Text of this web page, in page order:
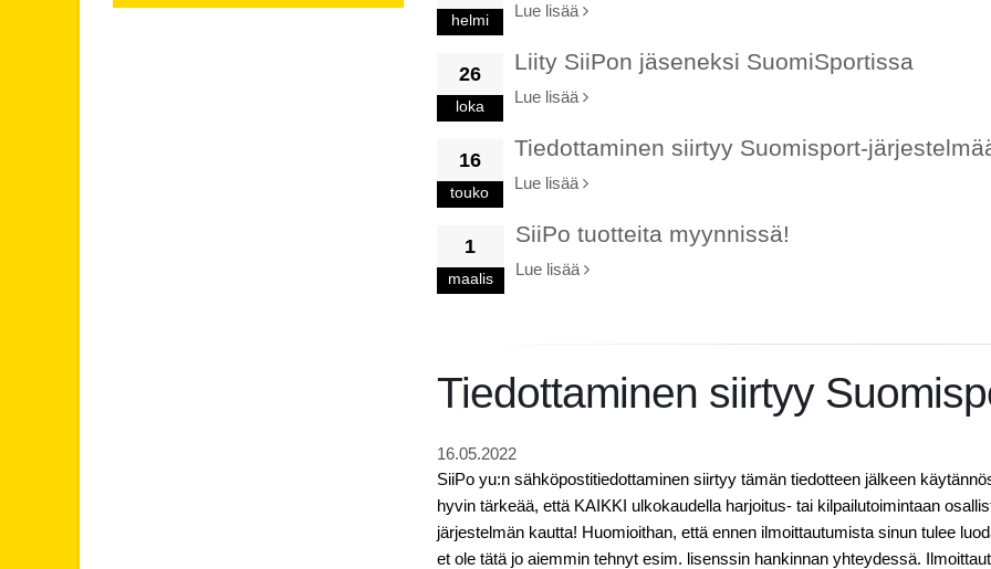
helmi
Lue lisää
26
loka
Liity SiiPon jäseneksi SuomiSportissa
Lue lisää
16
touko
Tiedottaminen siirtyy Suomisport-
Lue lisää
1
maalis
SiiPo tuotteita myynnissä!
Lue lisää
Tiedottaminen siirtyy
16.05.2022
SiiPo yu:n sähköpostitiedottaminen siirtyy tämän tiedotteen jälkeen
hyvin tärkeää, että KAIKKI ulkokaudella harjoitus- tai kilpailutoimintaan
järjestelmän kautta! Huomioithan, että ennen ilmoittautumista sinun tulee
et ole tätä jo aiemmin tehnyt esim. lisenssin hankinnan yhteydessä.